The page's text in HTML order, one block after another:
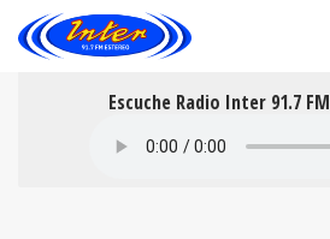
Escuche Radio Inter 91.7 FM